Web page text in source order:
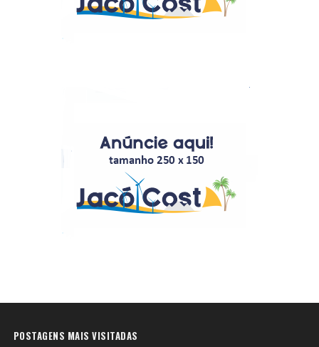
POSTAGENS MAIS VISITADAS